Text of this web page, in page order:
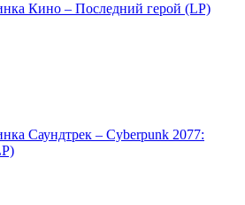
Кино – Последний герой (LP)
Саундтрек – Cyberpunk 2077: